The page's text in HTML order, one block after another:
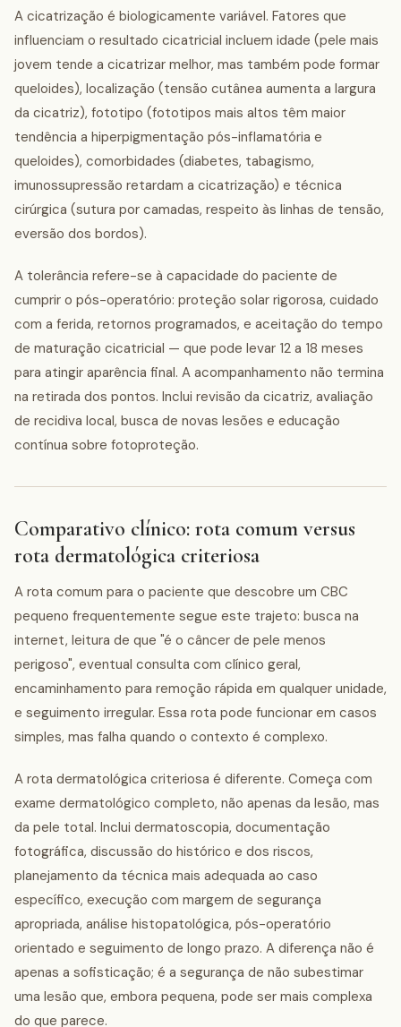
A cicatrização é biologicamente variável. Fatores que
influenciam o resultado cicatricial incluem idade (pele mais
jovem tende a cicatrizar melhor, mas também pode formar
queloides), localização (tensão cutânea aumenta a largura
da cicatriz), fototipo (fototipos mais altos têm maior
tendência a hiperpigmentação pós-inflamatória e
queloides), comorbidades (diabetes, tabagismo,
imunossupressão retardam a cicatrização) e técnica
cirúrgica (sutura por camadas, respeito às linhas de tensão,
eversão dos bordos).
A tolerância refere-se à capacidade do paciente de
cumprir o pós-operatório: proteção solar rigorosa, cuidado
com a ferida, retornos programados, e aceitação do tempo
de maturação cicatricial — que pode levar 12 a 18 meses
para atingir aparência final. A acompanhamento não termina
na retirada dos pontos. Inclui revisão da cicatriz, avaliação
de recidiva local, busca de novas lesões e educação
contínua sobre fotoproteção.
Comparativo clínico: rota comum versus
rota dermatológica criteriosa
A rota comum para o paciente que descobre um CBC
pequeno frequentemente segue este trajeto: busca na
internet, leitura de que "é o câncer de pele menos
perigoso", eventual consulta com clínico geral,
encaminhamento para remoção rápida em qualquer unidade,
e seguimento irregular. Essa rota pode funcionar em casos
simples, mas falha quando o contexto é complexo.
A rota dermatológica criteriosa é diferente. Começa com
exame dermatológico completo, não apenas da lesão, mas
da pele total. Inclui dermatoscopia, documentação
fotográfica, discussão do histórico e dos riscos,
planejamento da técnica mais adequada ao caso
específico, execução com margem de segurança
apropriada, análise histopatológica, pós-operatório
orientado e seguimento de longo prazo. A diferença não é
apenas a sofisticação; é a segurança de não subestimar
uma lesão que, embora pequena, pode ser mais complexa
do que parece.